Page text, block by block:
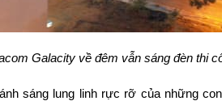
Galacity về đêm vẫn sáng đèn thi
sáng lung linh rực rỡ của những